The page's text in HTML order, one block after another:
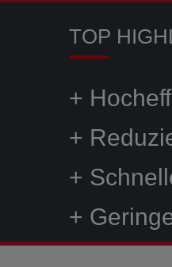
TOP
+
+
+
+